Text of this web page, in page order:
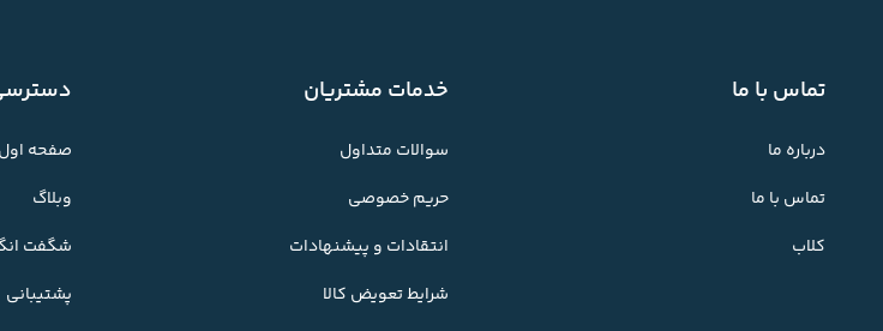
تماس با ما
درباره ما
تماس با ما
کلاب
خدمات مشتریان
سوالات متداول
حریم خصوصی
انتقادات و پیشنهادات
شرایط تعویض کالا
صفحه اول
وبلاگ
شگفت
پشتیبانی